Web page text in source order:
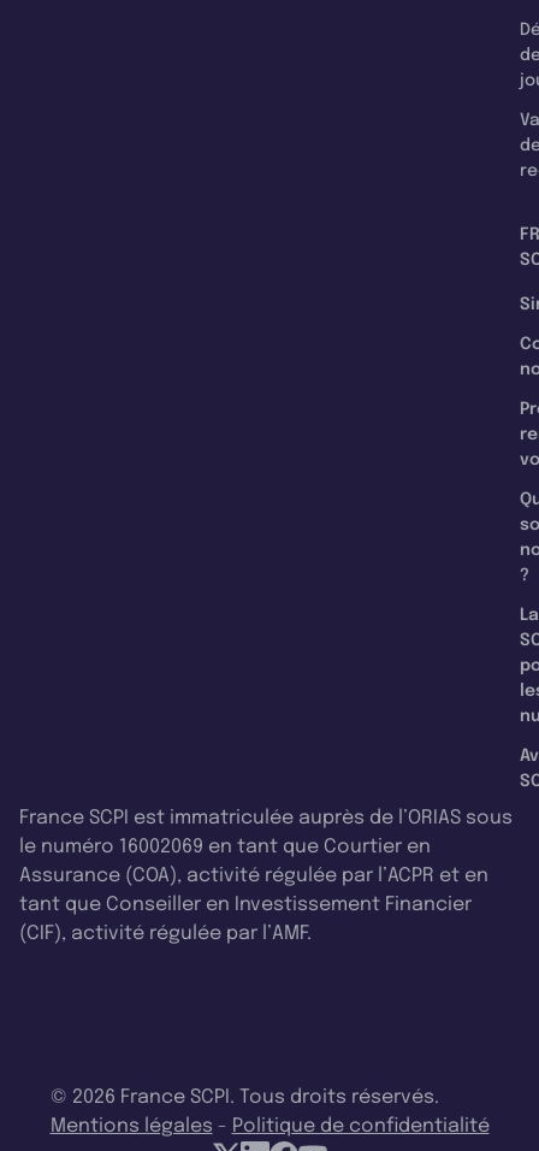
?
La
France SCPI est immatriculée auprès de l’ORIAS sous
le numéro 16002069 en tant que Courtier en
Assurance (COA), activité régulée par l’ACPR et en
tant que Conseiller en Investissement Financier
(CIF), activité régulée par l’AMF.
© 2026 France SCPI. Tous droits réservés.
Mentions légales - Politique de confidentialité